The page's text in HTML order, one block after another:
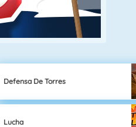
Defensa De Torres
Lucha